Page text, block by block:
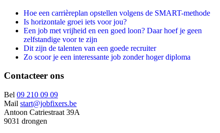
Hoe een carrièreplan opstellen volgens de SMART-methode
Is horizontale groei iets voor jou?
Een job met vrijheid en een goed loon? Daar hoef je geen
zelfstandige voor te zijn
Dit zijn de talenten van een goede recruiter
Zo scoor je een interessante job zonder hoger diploma
Contacteer ons
Bel 09 210 09 09
Mail start@jobfixers.be
Antoon Catriestraat 39A
9031 drongen